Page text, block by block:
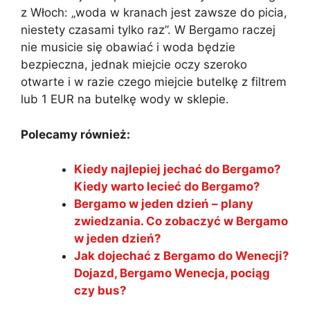
z Włoch: „woda w kranach jest zawsze do picia,
niestety czasami tylko raz”. W Bergamo raczej
nie musicie się obawiać i woda będzie
bezpieczna, jednak miejcie oczy szeroko
otwarte i w razie czego miejcie butelkę z filtrem
lub 1 EUR na butelkę wody w sklepie.
Polecamy również:
Kiedy najlepiej jechać do Bergamo?
Kiedy warto lecieć do Bergamo?
Bergamo w jeden dzień – plany
zwiedzania. Co zobaczyć w Bergamo
w jeden dzień?
Jak dojechać z Bergamo do Wenecji?
Dojazd, Bergamo Wenecja, pociąg
czy bus?